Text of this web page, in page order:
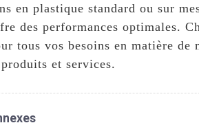
en plastique standard ou sur
des performances optimales.
tous vos besoins en matière
et services.